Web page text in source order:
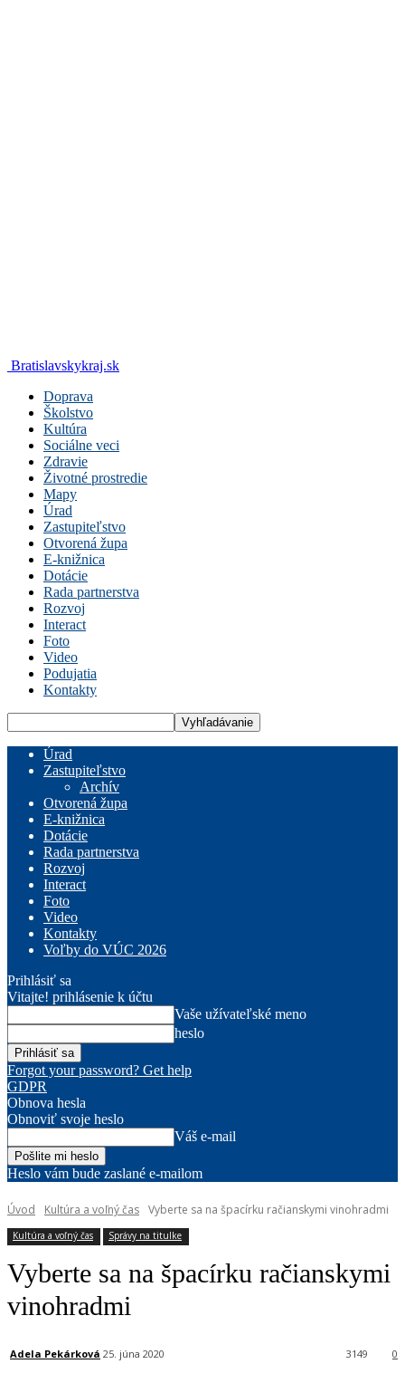
Bratislavskykraj.sk
Doprava
Školstvo
Kultúra
Sociálne veci
Zdravie
Životné prostredie
Mapy
Úrad
Zastupiteľstvo
Otvorená župa
E-knižnica
Dotácie
Rada partnerstva
Rozvoj
Interact
Foto
Video
Podujatia
Kontakty
Úrad
Zastupiteľstvo
Archív
Otvorená župa
E-knižnica
Dotácie
Rada partnerstva
Rozvoj
Interact
Foto
Video
Kontakty
Voľby do VÚC 2026
Prihlásiť sa
Vitajte! prihlásenie k účtu
Vaše užívateľské meno
heslo
Forgot your password? Get help
GDPR
Obnova hesla
Obnoviť svoje heslo
Váš e-mail
Heslo vám bude zaslané e-mailom
Úvod Kultúra a voľný čas Vyberte sa na špacírku račianskymi vinohradmi
Kultúra a voľný čas Správy na titulke
Vyberte sa na špacírku račianskymi
vinohradmi
Adela Pekárková 25. júna 2020 0
3149